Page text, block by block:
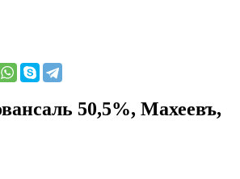
50,5%, Махеевъ,